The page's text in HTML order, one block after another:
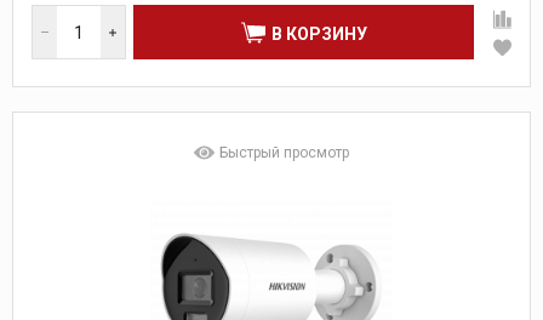
В КОРЗИНУ
Быстрый просмотр